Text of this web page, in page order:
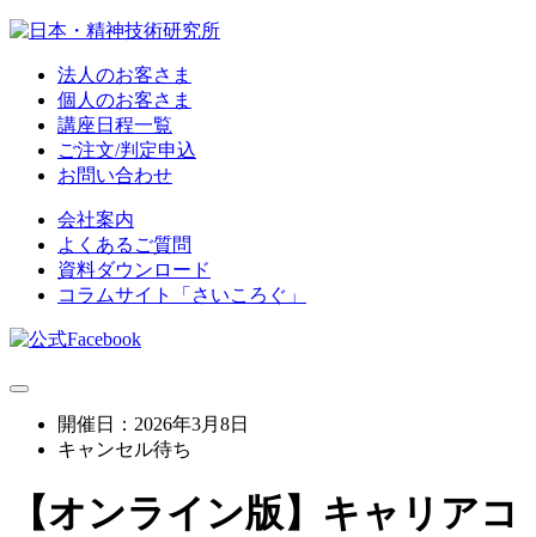
法人のお客さま
個人のお客さま
講座日程一覧
ご注文/判定申込
お問い合わせ
会社案内
よくあるご質問
資料ダウンロード
コラムサイト「さいころぐ」
開催日：2026年3月8日
キャンセル待ち
【オンライン版】キャリアコ